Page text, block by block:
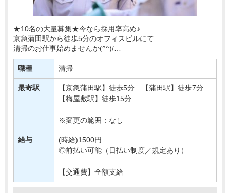
★10名の大量募集★今なら採用率高め♪
京急蒲田駅から徒歩5分のオフィスビルにて
清掃のお仕事始めませんか(^^)/
週3日OK＆土日休みで
プライベートも大切に、無理なく働ける環境です◎
しゅふさんなども多く活・・・
職種 清掃
最寄駅
【京急蒲田駅】徒歩5分 【蒲田駅】徒歩7分
【梅屋敷駅】徒歩15分
※変更の範囲：なし
給与
(時給)1500円
◎前払い可能（日払い制度／規定あり）
【交通費】全額支給